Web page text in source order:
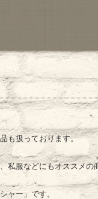
も扱っております。
私服などにもオススメの
ャー」です。